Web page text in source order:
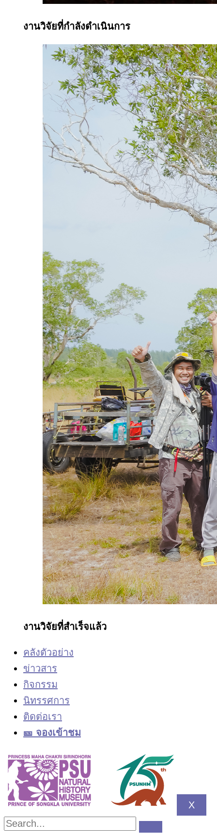
งานวิจัยที่กำลังดำเนินการ
งานวิจัยที่สำเร็จแล้ว
คลังตัวอย่าง
ข่าวสาร
กิจกรรม
นิทรรศการ
ติดต่อเรา
🎫 จองเข้าชม
X